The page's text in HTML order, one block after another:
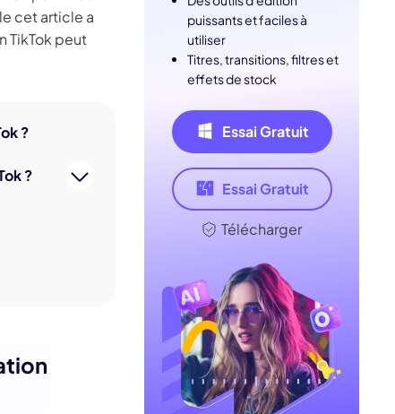
Détection du
silence
officielle
cet article a
TikTok peut
?
?
puissants et faciles à
utiliser
Titres, transitions, filtres et
effets de stock
Essai Gratuit
Essai Gratuit
Télécharger